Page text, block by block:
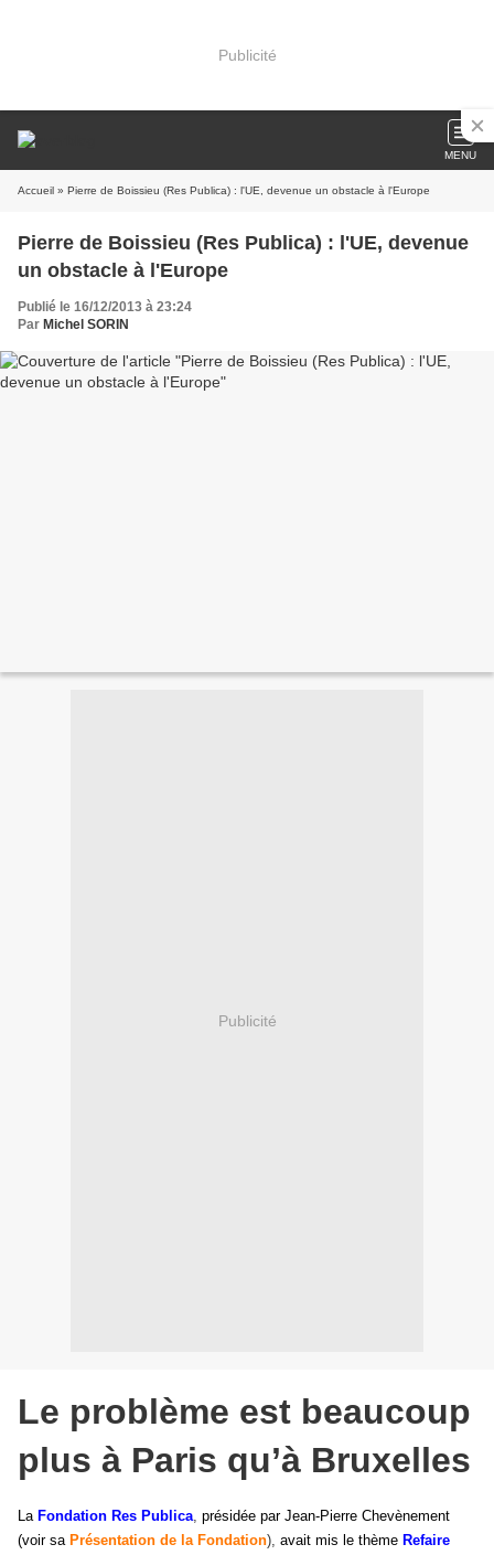
Publicité
MENU
Accueil » Pierre de Boissieu (Res Publica) : l'UE, devenue un obstacle à l'Europe
Pierre de Boissieu (Res Publica) : l'UE, devenue
un obstacle à l'Europe
Publié le 16/12/2013 à 23:24
Par Michel SORIN
Publicité
Le problème est beaucoup
plus à Paris qu’à Bruxelles
La Fondation Res Publica, présidée par Jean-Pierre Chevènement
(voir sa Présentation de la Fondation), avait mis le thème Refaire